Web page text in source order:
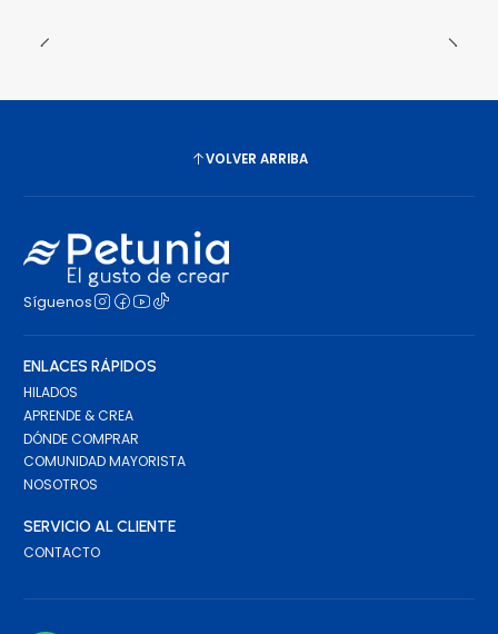
VOLVER ARRIBA
Síguenos
ENLACES RÁPIDOS
HILADOS
APRENDE & CREA
DÓNDE COMPRAR
COMUNIDAD MAYORISTA
NOSOTROS
SERVICIO AL CLIENTE
CONTACTO